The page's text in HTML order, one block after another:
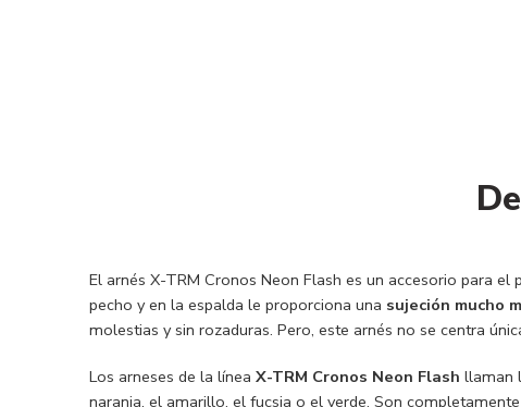
El arnés X-TRM Cronos Neon Flash es un accesorio para el
pecho y en la espalda le proporciona una sujeción mucho
molestias y sin rozaduras. Pero, este arnés no se centra
Los arneses de la línea X-TRM Cronos Neon Flash llaman
naranja, el amarillo, el fucsia o el verde. Son